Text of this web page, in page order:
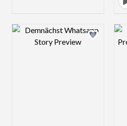
Design preview image